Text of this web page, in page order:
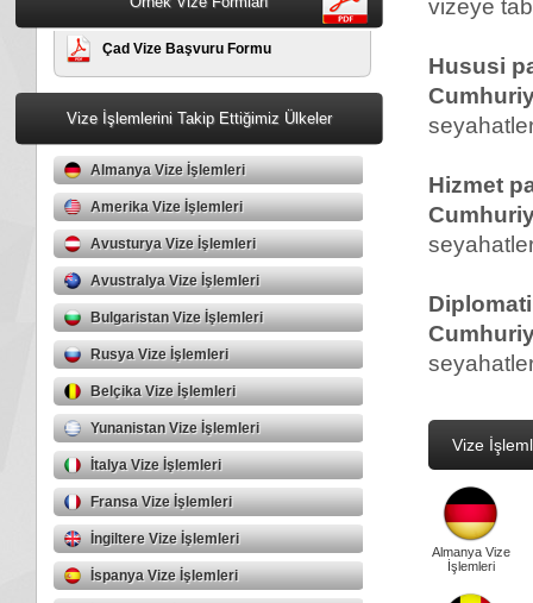
Çad Vize Başvuru Formu
Vize İşlemlerini Takip Ettiğimiz Ülkeler
Almanya Vize İşlemleri
Amerika Vize İşlemleri
Avusturya Vize İşlemleri
Avustralya Vize İşlemleri
Bulgaristan Vize İşlemleri
Rusya Vize İşlemleri
Belçika Vize İşlemleri
Yunanistan Vize İşlemleri
İtalya Vize İşlemleri
Fransa Vize İşlemleri
İngiltere Vize İşlemleri
İspanya Vize İşlemleri
vizeye
Hususi
Hizmet
Vize
Almanya Vize
İşlemleri